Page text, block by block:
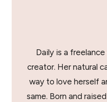
Daily is a
creator. Her natural
way to love herself
same. Born and